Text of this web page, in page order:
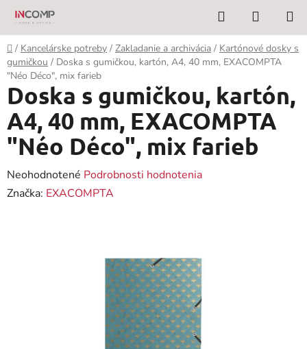
Prejsť
obsah
Hľadať
KOŠÍK
Domov
/ Kancelárske potreby / Zakladanie a archivácia / Kartónové dosky s
gumičkou / Doska s gumičkou, kartón, A4, 40 mm, EXACOMPTA
"Néo Déco", mix farieb
Doska s gumičkou, kartón,
A4, 40 mm, EXACOMPTA
"Néo Déco", mix farieb
Priemerné
hodnotenie
Neohodnotené Podrobnosti hodnotenia
Značka: EXACOMPTA